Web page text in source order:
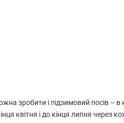
зробити і підзимовий посів –
квітня і до кінця липня через